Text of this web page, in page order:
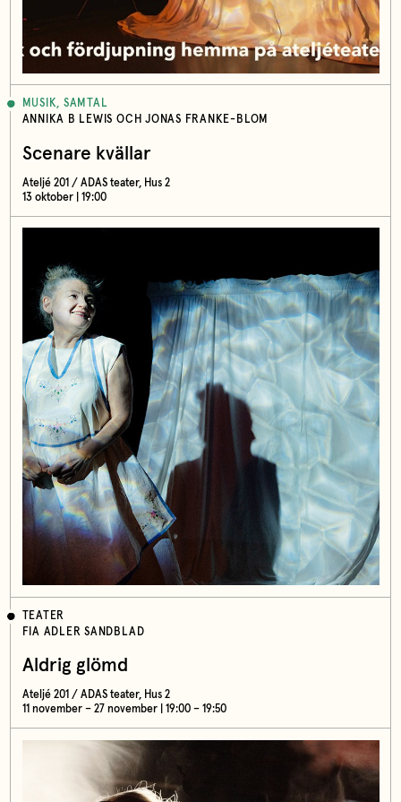
MUSIK, SAMTAL
ANNIKA B LEWIS OCH JONAS FRANKE-BLOM
Scenare kvällar
Ateljé 201 / ADAS teater, Hus 2
13 oktober | 19:00
TEATER
FIA ADLER SANDBLAD
Aldrig glömd
Ateljé 201 / ADAS teater, Hus 2
11 november – 27 november | 19:00 – 19:50